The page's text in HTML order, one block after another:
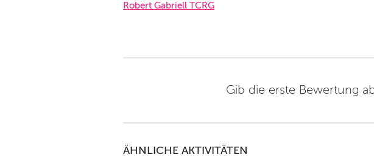
Robert Gabriell TCRG
Gib die erste Bewertung
ÄHNLICHE AKTIVITÄTEN